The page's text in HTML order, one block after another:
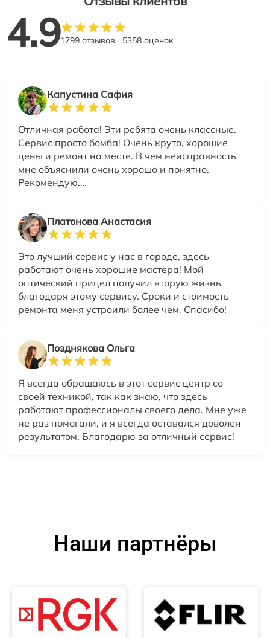
4.91799 отзывов 5358 оценок
Капустина Сафия
Отличная работа! Эти ребята очень классные.
Сервис просто бомба! Очень круто, хорошие
цены и ремонт на месте. В чем неисправность
мне объяснили очень хорошо и понятно.
Рекомендую….
Платонова Анастасия
Это лучший сервис у нас в городе, здесь
работают очень хорошие мастера! Мой
оптический прицел получил вторую жизнь
благодаря этому сервису. Сроки и стоимость
ремонта меня устроили более чем. Спасибо!
Позднякова Ольга
Я всегда обращаюсь в этот сервис центр со
своей техникой, так как знаю, что здесь
работают профессионалы своего дела. Мне уже
не раз помогали, и я всегда оставался доволен
результатом. Благодарю за отличный сервис!
Наши партнёры